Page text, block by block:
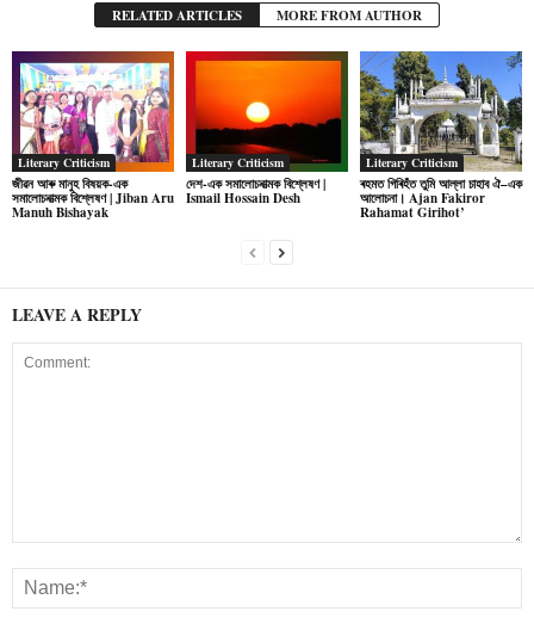
RELATED ARTICLES MORE FROM AUTHOR
Literary Criticism
জীৱন আৰু মানুহ বিষয়ক-এক
সমালোচনাত্মক বিশ্লেষণ | Jiban Aru
Manuh Bishayak
Literary Criticism
দেশ-এক সমালোচনাত্মক বিশ্লেষণ |
Ismail Hossain Desh
Literary Criticism
ৰহমত গিৰিহঁত তুমি আল্লা চাহাব ঐ–এক
আলোচনা। Ajan Fakiror
Rahamat Girihot’
LEAVE A REPLY